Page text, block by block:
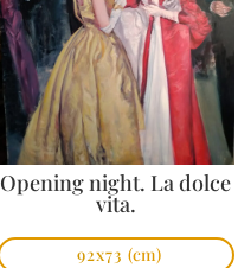
Opening night. La dolce
vita.
92x73 (cm)